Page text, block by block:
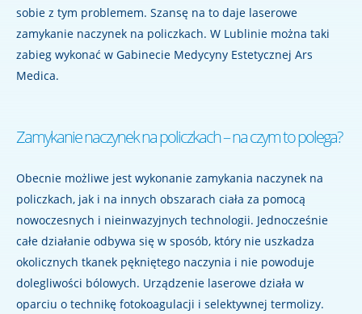
sobie z tym problemem. Szansę na to daje laserowe
zamykanie naczynek na policzkach. W Lublinie można taki
zabieg wykonać w Gabinecie Medycyny Estetycznej Ars
Medica.
Zamykanie naczynek na policzkach – na czym to polega?
Obecnie możliwe jest wykonanie zamykania naczynek na
policzkach, jak i na innych obszarach ciała za pomocą
nowoczesnych i nieinwazyjnych technologii. Jednocześnie
całe działanie odbywa się w sposób, który nie uszkadza
okolicznych tkanek pękniętego naczynia i nie powoduje
dolegliwości bólowych. Urządzenie laserowe działa w
oparciu o technikę fotokoagulacji i selektywnej termolizy.